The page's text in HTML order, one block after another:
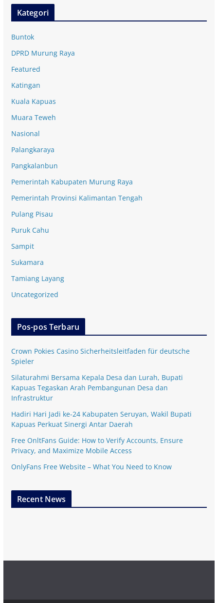
Kategori
Buntok
DPRD Murung Raya
Featured
Katingan
Kuala Kapuas
Muara Teweh
Nasional
Palangkaraya
Pangkalanbun
Pemerintah Kabupaten Murung Raya
Pemerintah Provinsi Kalimantan Tengah
Pulang Pisau
Puruk Cahu
Sampit
Sukamara
Tamiang Layang
Uncategorized
Pos-pos Terbaru
Crown Pokies Casino Sicherheitsleitfaden für deutsche
Spieler
Silaturahmi Bersama Kepala Desa dan Lurah, Bupati
Kapuas Tegaskan Arah Pembangunan Desa dan
Infrastruktur
Hadiri Hari Jadi ke-24 Kabupaten Seruyan, Wakil Bupati
Kapuas Perkuat Sinergi Antar Daerah
Free OnltFans Guide: How to Verify Accounts, Ensure
Privacy, and Maximize Mobile Access
OnlyFans Free Website – What You Need to Know
Recent News